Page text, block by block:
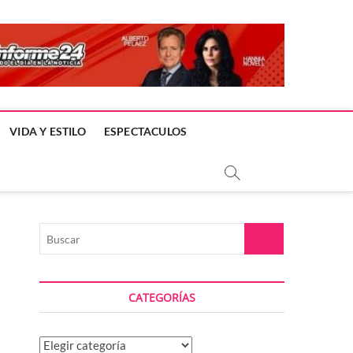
VIDA Y ESTILO ESPECTACULOS
CATEGORÍAS
Categorías